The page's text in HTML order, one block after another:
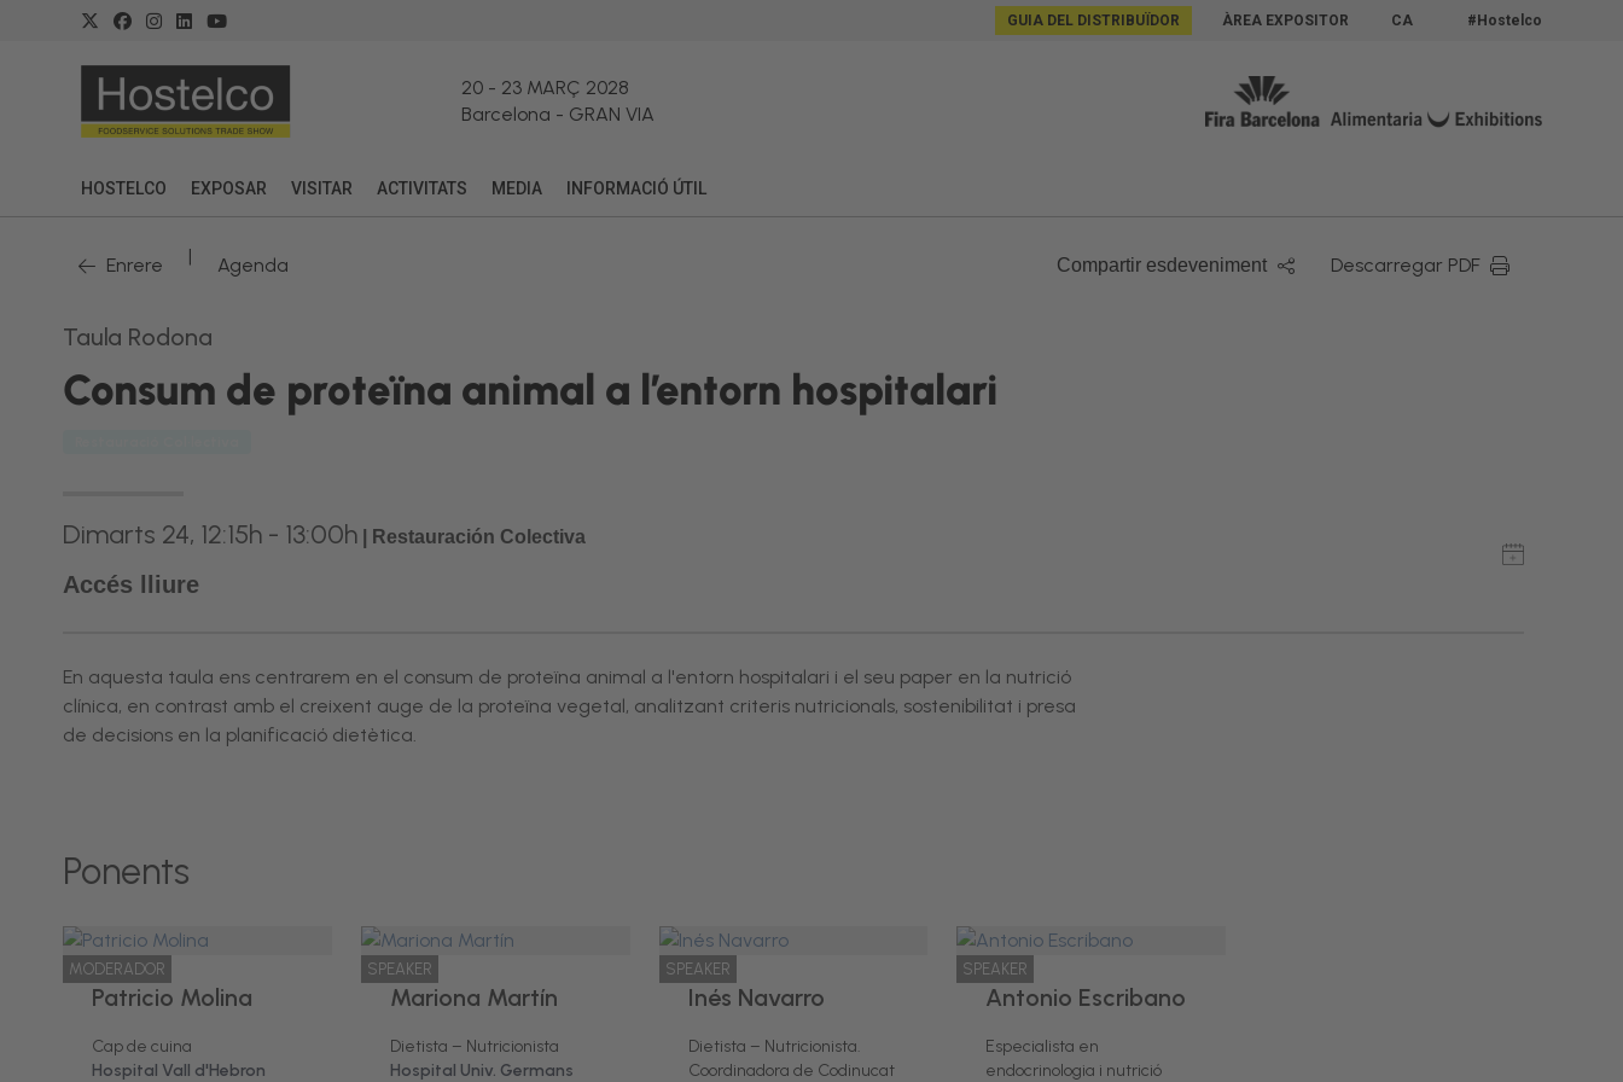
GUIA DEL DISTRIBUÏDOR ÀREA EXPOSITOR CA #Hostelco
20- 23 MARÇ 2028
Barcelona - GRAN VIA
HOSTELCO EXPOSAR VISITAR ACTIVITATS MEDIA INFORMACIÓ ÚTIL
Enrere | Agenda Compartir esdeveniment Descarregar PDF
Taula Rodona
Consum de proteïna animal a l’entorn hospitalari
Dimarts 24, 12:15h - 13:00h Restauración Colectiva
Accés lliure
En aquesta taula ens centrarem en el consum de proteïna animal a l'entorn hospitalari i el seu paper en la nutrició
clínica, en contrast amb el creixent auge de la proteïna vegetal, analitzant criteris nutricionals, sostenibilitat i presa
de decisions en la planificació dietètica.
Ponents
MODERADOR
Patricio Molina
Cap de cuina
Hospital Vall d'Hebron
SPEAKER
Mariona Martín
Dietista – Nutricionista
Hospital Univ. Germans
SPEAKER
Inés Navarro
Dietista – Nutricionista.
Coordinadora de Codinucat
SPEAKER
Antonio Escribano
Especialista en
endocrinologia i nutrició